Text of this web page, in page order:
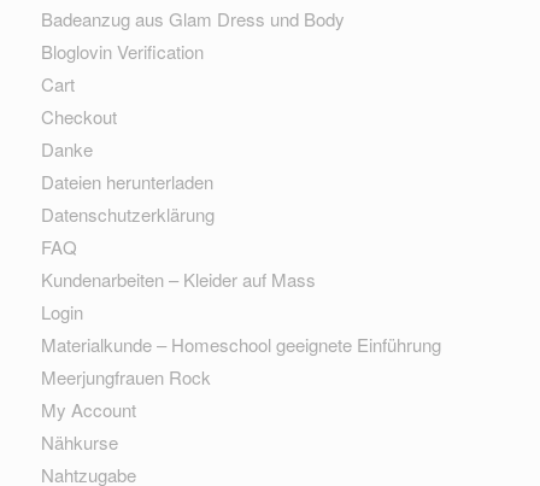
Badeanzug aus Glam Dress und Body
Bloglovin Verification
Cart
Checkout
Danke
Dateien herunterladen
Datenschutzerklärung
FAQ
Kundenarbeiten – Kleider auf Mass
Login
Materialkunde – Homeschool geeignete Einführung
Meerjungfrauen Rock
My Account
Nähkurse
Nahtzugabe